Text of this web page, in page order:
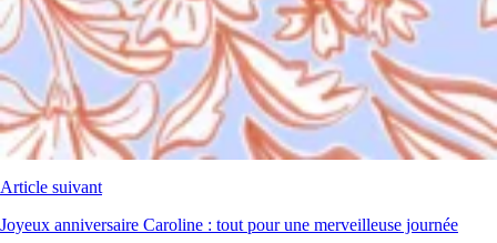
Article suivant
Joyeux anniversaire Caroline : tout pour une merveilleuse journée